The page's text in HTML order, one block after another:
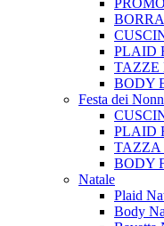
PLAID
TAZZE
BODY
Festa dei
PLAID
TAZZA
BODY
Natale
Plaid
Body